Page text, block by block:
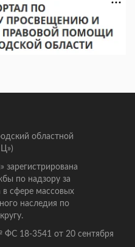
областной
зарегистрирована
по надзору за
в сфере массовых
наследия по
18-3541 от 20 сентября